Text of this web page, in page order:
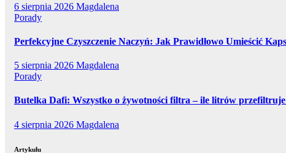
6 sierpnia 2026 Magdalena
Porady
Perfekcyjne Czyszczenie Naczyń: Jak Prawidłowo Umieścić
5 sierpnia 2026 Magdalena
Porady
Butelka Dafi: Wszystko o żywotności filtra – ile litrów przefiltruje
4 sierpnia 2026 Magdalena
Artykułu